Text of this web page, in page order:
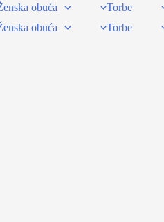
obuća Torbe
obuća Torbe